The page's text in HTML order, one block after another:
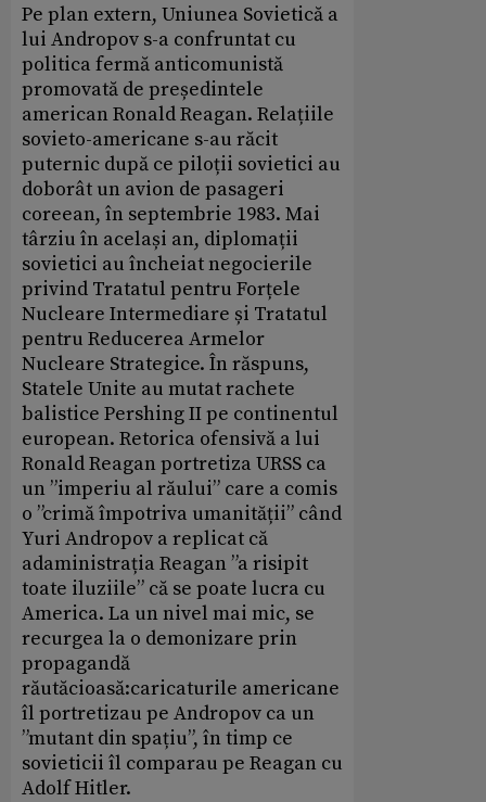
Pe plan extern, Uniunea Sovietică a
lui Andropov s-a confruntat cu
politica fermă anticomunistă
promovată de președintele
american Ronald Reagan. Relațiile
sovieto-americane s-au răcit
puternic după ce piloții sovietici au
doborât un avion de pasageri
coreean, în septembrie 1983. Mai
târziu în același an, diplomații
sovietici au încheiat negocierile
privind Tratatul pentru Forțele
Nucleare Intermediare și Tratatul
pentru Reducerea Armelor
Nucleare Strategice. În răspuns,
Statele Unite au mutat rachete
balistice Pershing II pe continentul
european. Retorica ofensivă a lui
Ronald Reagan portretiza URSS ca
un ”imperiu al răului” care a comis
o ”crimă împotriva umanității” când
Yuri Andropov a replicat că
adaministrația Reagan ”a risipit
toate iluziile” că se poate lucra cu
America. La un nivel mai mic, se
recurgea la o demonizare prin
propagandă
răutăcioasă:caricaturile americane
îl portretizau pe Andropov ca un
”mutant din spațiu”, în timp ce
sovieticii îl comparau pe Reagan cu
Adolf Hitler.